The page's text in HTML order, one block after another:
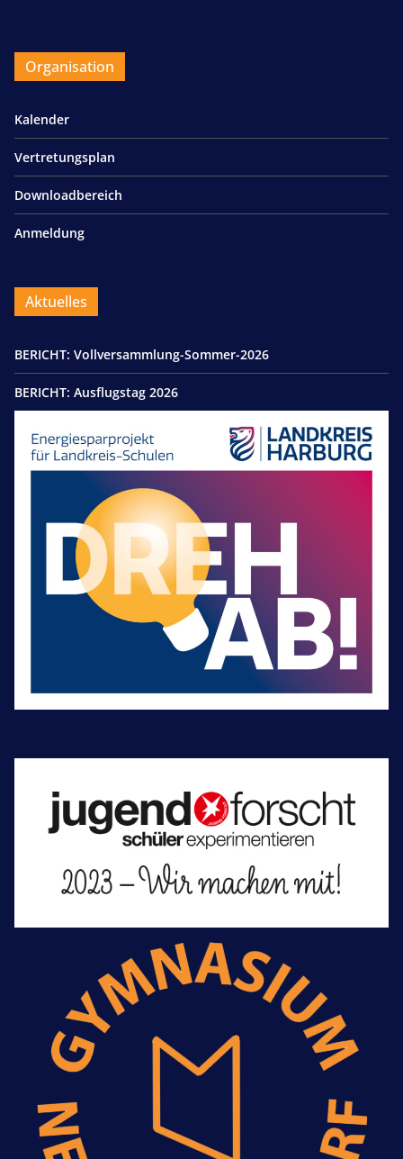
Organisation
Kalender
Vertretungsplan
Downloadbereich
Anmeldung
Aktuelles
BERICHT: Vollversammlung-Sommer-2026
BERICHT: Ausflugstag 2026